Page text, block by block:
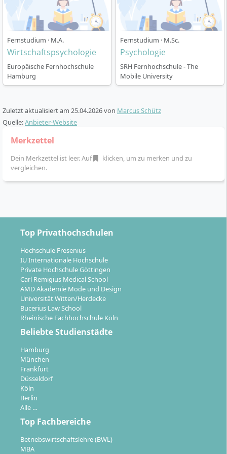
Fernstudiumkonzipiert und kann an der SRH
Fernhochschule in Varianten mit 120, 90 oder 60 ECTS-
Punkten belegt werden. Die
90-ECTS-Varianteläuft
über 3 Semester und gliedert sich wie folgt:
Flexibler Studienbeginn
: Du kannst monatlich
starten und dein Studium individuell in deinen
Alltag integrieren.
Übungen und Prüfungsleistungen sind über den
Online-Campus zugänglich. Du profitierst von
individueller Betreuung, Online-Vorlesungen und
bundesweiten Standorten.
Studienstruktur 90 ECTS
Persönlichkeits- und Sozialpsychologie,
Leadership, Wahlmodul
& Transformation, zwei Spezialisierungs-
sowie ein Wahlmodul
3. Semester: Ein weiteres
Spezialisierungsmodul und die Master-Thesis
Individuelle Spezialisierung
Schwerpunkt mit Wahl- und
Spezialisierungseinheiten selbst zusammen – zum
Arbeitspsychologie oder Digitalisierung.
Persönliche Betreuung
Fachdozentinnen und Fachdozenten sowie das
Hochschulteam begleiten dich über die gesamte
Studiendauer hinweg.
Durch die vollständige Online-Organisation kannst du
alle Module zeit- und ortsunabhängig bearbeiten.
Prüfungsleistungen werden überwiegend online
Fernstudium · M.A.
Wirtschaftspsychologie
Europäische Fernhochschule
Hamburg
Fernstudium · M.Sc.
Psychologie
SRH Fernhochschule - The
Mobile University
Zuletzt aktualisiert am 25.04.2026von Marcus Schütz
Quelle:Anbieter-Website
Merkzettel
Dein Merkzettel ist leer. Auf
klicken, um zu merken und zu
vergleichen.
Top Privathochschulen
Hochschule Fresenius
IU Internationale Hochschule
Private Hochschule Göttingen
Carl Remigius Medical School
AMD Akademie Mode und Design
Universität Witten/Herdecke
Bucerius Law School
Rheinische Fachhochschule Köln
Beliebte Studienstädte
Hamburg
München
Frankfurt
Düsseldorf
Köln
Berlin
Alle …
Top Fachbereiche
Betriebswirtschaftslehre (BWL)
MBA